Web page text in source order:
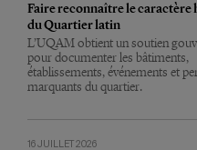
Faire reconnaître le caractère
du Quartier latin
L’UQAM obtient un soutien
pour documenter les bâtiments,
établissements, événements et
marquants du quartier.
16 JUILLET 2026